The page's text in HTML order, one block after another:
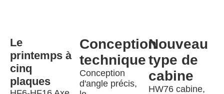
Le
printemps à
cinq
plaques
Conception
technique
Conception
d'angle précis,
Nouveau
type de
cabine
HW76 cabine,